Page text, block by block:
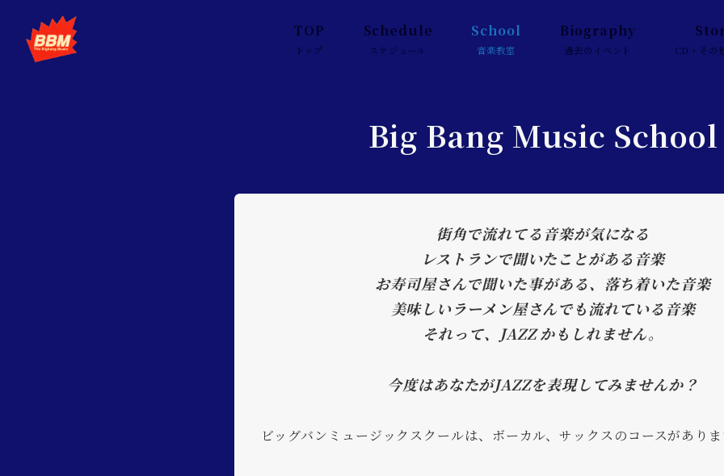
TOP
トップ
Schedule
スケジュール
School
音楽教室
Biography
過去のイベント CD・その
Big Bang Music School
街角で流れてる音楽が気になる
レストランで聞いたことがある音楽
お寿司屋さんで聞いた事がある、落ち着いた音楽
美味しいラーメン屋さんでも流れている音楽
それって、JAZZ かもしれません。
今度はあなたがJAZZを表現してみませんか？
ビッグバンミュージックスクールは、ボーカル、サックスのコースがありま